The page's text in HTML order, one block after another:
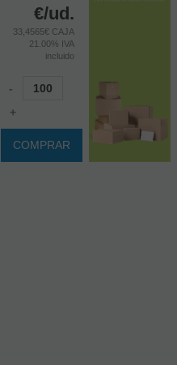
€/ud.
33,4565€ CAJA
21.00% IVA
incluido
-
+
COMPRAR